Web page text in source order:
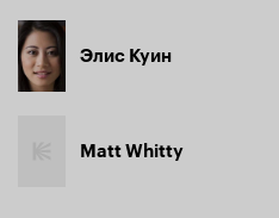
Элис Куин
Matt Whitty